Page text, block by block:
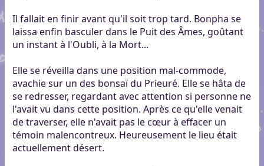
Il fallait en finir avant qu'il soit trop tard. Bonpha se
laissa enfin basculer dans le Puit des Âmes, goûtant
un instant à l'Oubli, à la Mort...
Elle se réveilla dans une position mal-commode,
avachie sur un des bonsaï du Prieuré. Elle se hâta de
se redresser, regardant avec attention si personne ne
l'avait vu dans cette position. Après ce qu'elle venait
de traverser, elle n'avait pas le cœur à effacer un
témoin malencontreux. Heureusement le lieu était
actuellement désert.